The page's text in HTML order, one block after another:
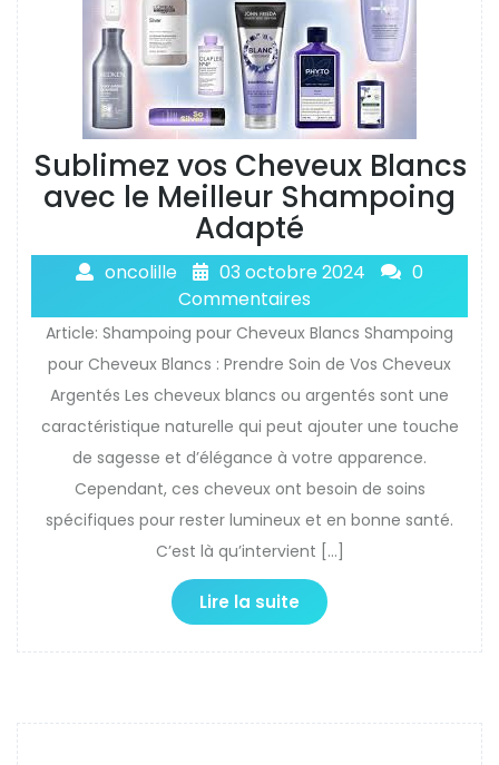
Sublimez vos Cheveux Blancs
avec le Meilleur Shampoing
Adapté
oncolille 03 octobre 2024
0
Commentaires
Article: Shampoing pour Cheveux Blancs Shampoing
pour Cheveux Blancs : Prendre Soin de Vos Cheveux
Argentés Les cheveux blancs ou argentés sont une
caractéristique naturelle qui peut ajouter une touche
de sagesse et d’élégance à votre apparence.
Cependant, ces cheveux ont besoin de soins
spécifiques pour rester lumineux et en bonne santé.
C’est là qu’intervient […]
Lire la suite